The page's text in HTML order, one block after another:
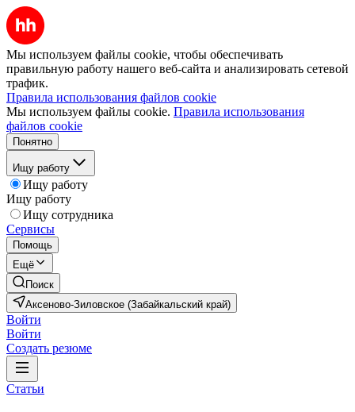
Мы используем файлы cookie, чтобы обеспечивать
правильную работу нашего веб-сайта и анализировать сетевой
трафик.
Правила использования файлов cookie
Мы используем файлы cookie. Правила использования
файлов cookie
Понятно
Ищу работу
Ищу работу
Ищу работу
Ищу сотрудника
Сервисы
Помощь
Ещё
Поиск
Аксеново-Зиловское (Забайкальский край)
Войти
Войти
Создать резюме
Статьи